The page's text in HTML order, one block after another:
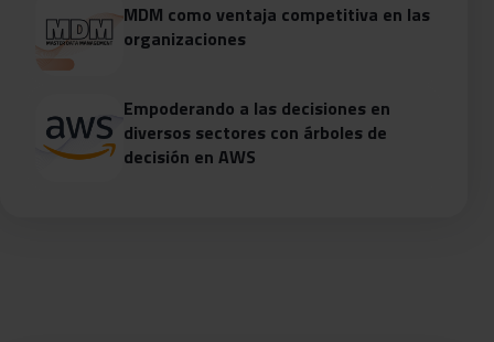
MDM como ventaja competitiva en las
organizaciones
Empoderando a las decisiones en
diversos sectores con árboles de
decisión en AWS